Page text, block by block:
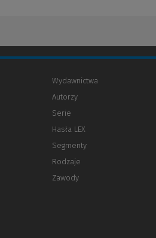
Wydawnictwa
Autorzy
Serie
Hasła LEX
Segmenty
Rodzaje
Zawody